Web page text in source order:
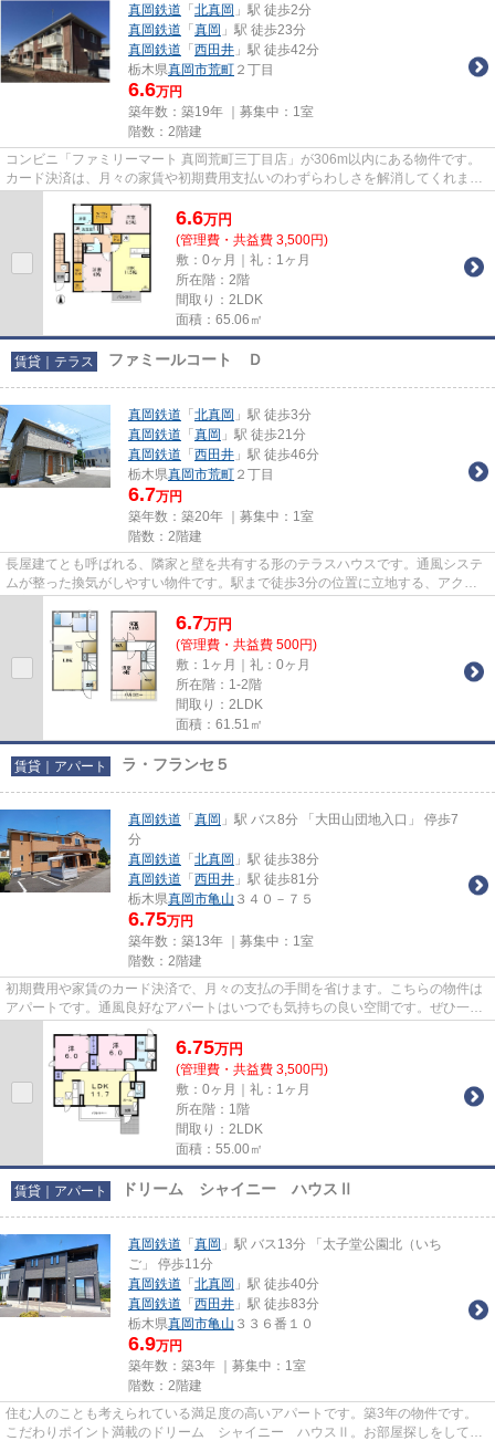
真岡鉄道 「 北真岡 」駅 徒歩2分
真岡鉄道 「 真岡 」駅 徒歩23分
真岡鉄道 「 西田井 」駅 徒歩42分
栃木県真岡市荒町 ２丁目
6.6万円
築年数：築19年 ｜募集中： 1室
階数：2階建
コンビニ「ファミリーマート 真岡荒町三丁目店」が306m以内にある物件です。
カード決済は、月々の家賃や初期費用支払いのわずらわしさを解消してくれま
6.6万円
(管理費・共益費 3,500円)
敷：0ヶ月｜礼：1ヶ月
所在階：2階
間取り：2LDK
面積：65.06㎡
賃貸｜テラス ファミールコート Ｄ
真岡鉄道 「 北真岡 」駅 徒歩3分
真岡鉄道 「 真岡 」駅 徒歩21分
真岡鉄道 「 西田井 」駅 徒歩46分
栃木県真岡市荒町 ２丁目
6.7万円
築年数：築20年 ｜募集中： 1室
階数：2階建
長屋建てとも呼ばれる、隣家と壁を共有する形のテラスハウスです。通風システ
ムが整った換気がしやすい物件です。駅まで徒歩3分の位置に立地する、アクセ
6.7万円
(管理費・共益費 500円)
敷：1ヶ月｜礼：0ヶ月
所在階：1-2階
間取り：2LDK
面積：61.51㎡
賃貸｜アパート ラ・フランセ５
真岡鉄道 「 真岡 」駅 バス8分 「大田山団地入口」 停歩7
分
真岡鉄道 「 北真岡 」駅 徒歩38分
真岡鉄道 「 西田井 」駅 徒歩81分
栃木県真岡市亀山 ３４０－７５
6.75万円
築年数：築13年 ｜募集中： 1室
階数：2階建
初期費用や家賃のカード決済で、月々の支払の手間を省けます。こちらの物件は
アパートです。通風良好なアパートはいつでも気持ちの良い空間です。ぜひ一度
見ていただきたい、「ラ・フ...
6.75万円
(管理費・共益費 3,500円)
敷：0ヶ月｜礼：1ヶ月
所在階：1階
間取り：2LDK
面積：55.00㎡
賃貸｜アパート ドリーム シャイニー ハウスⅡ
真岡鉄道 「 真岡 」駅 バス13分 「太子堂公園北（いち
ご」 停歩11分
真岡鉄道 「 北真岡 」駅 徒歩40分
真岡鉄道 「 西田井 」駅 徒歩83分
栃木県真岡市亀山 ３３６番１０
6.9万円
築年数：築3年 ｜募集中： 1室
階数：2階建
住む人のことも考えられている満足度の高いアパートです。築3年の物件です。
こだわりポイント満載のドリーム シャイニー ハウスⅡ。お部屋探しをしてい